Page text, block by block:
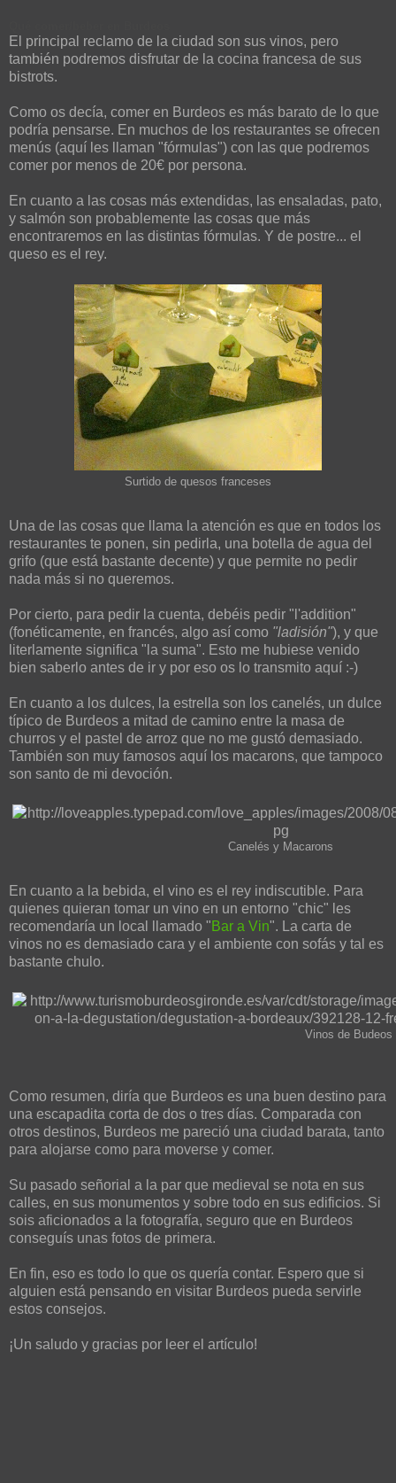
El principal reclamo de la ciudad son sus vinos, pero
también podremos disfrutar de la cocina francesa de sus
bistrots.
Como os decía, comer en Burdeos es más barato de lo que
podría pensarse. En muchos de los restaurantes se ofrecen
menús (aquí les llaman "fórmulas") con las que podremos
comer por menos de 20€ por persona.
En cuanto a las cosas más extendidas, las ensaladas, pato,
y salmón son probablemente las cosas que más
encontraremos en las distintas fórmulas. Y de postre... el
queso es el rey.
Surtido de quesos franceses
Una de las cosas que llama la atención es que en todos los
restaurantes te ponen, sin pedirla, una botella de agua del
grifo (que está bastante decente) y que permite no pedir
nada más si no queremos.
Por cierto, para pedir la cuenta, debéis pedir "l'addition"
(fonéticamente, en francés, algo así como "ladisión"), y que
literlamente significa "la suma". Esto me hubiese venido
bien saberlo antes de ir y por eso os lo transmito aquí :-)
En cuanto a los dulces, la estrella son los canelés, un dulce
típico de Burdeos a mitad de camino entre la masa de
churros y el pastel de arroz que no me gustó demasiado.
También son muy famosos aquí los macarons, que tampoco
son santo de mi devoción.
Canelés y Macarons
En cuanto a la bebida, el vino es el rey indiscutible. Para
quienes quieran tomar un vino en un entorno "chic" les
recomendaría un local llamado " Bar a Vin". La carta de
vinos no es demasiado cara y el ambiente con sofás y tal es
bastante chulo.
Vinos de Budeos
Como resumen, diría que Burdeos es una buen destino para
una escapadita corta de dos o tres días. Comparada con
otros destinos, Burdeos me pareció una ciudad barata, tanto
para alojarse como para moverse y comer.
Su pasado señorial a la par que medieval se nota en sus
calles, en sus monumentos y sobre todo en sus edificios. Si
sois aficionados a la fotografía, seguro que en Burdeos
conseguís unas fotos de primera.
En fin, eso es todo lo que os quería contar. Espero que si
alguien está pensando en visitar Burdeos pueda servirle
estos consejos.
¡Un saludo y gracias por leer el artículo!